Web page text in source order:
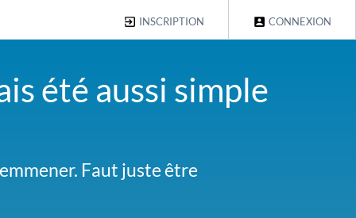
CONNEXION
INSCRIPTION
été aussi simple
Faut juste être
des Embruns. Faites-